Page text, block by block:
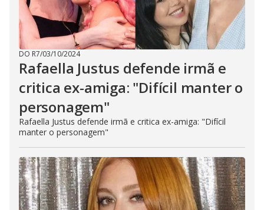
DO R7/03/10/2024
Rafaella Justus defende irmã e
critica ex-amiga: "Difícil manter o
personagem"
Rafaella Justus defende irmã e critica ex-amiga: "Difícil
manter o personagem"